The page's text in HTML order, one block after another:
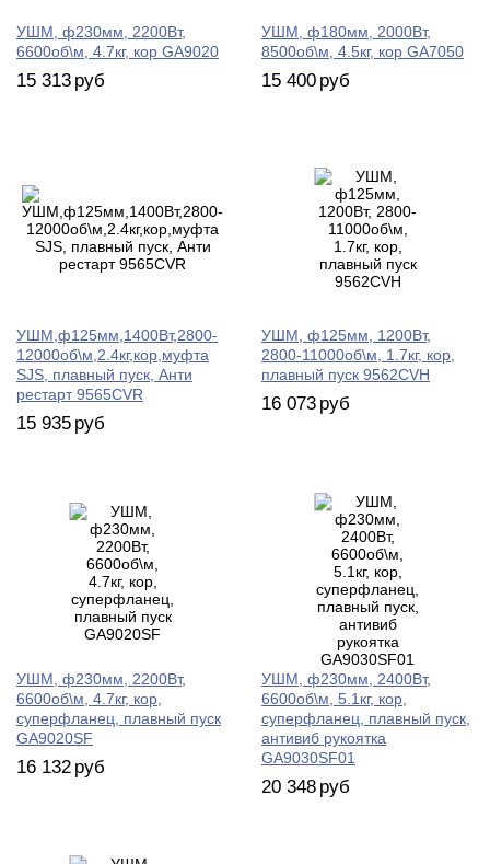
УШМ, ф230мм, 2200Вт,
6600об\м, 4.7кг, кор GA9020
15 313 руб
УШМ, ф180мм, 2000Вт,
8500об\м, 4.5кг, кор GA7050
15 400 руб
УШМ,ф125мм,1400Вт,2800-
12000об\м,2.4кг,кор,муфта
SJS, плавный пуск, Анти
рестарт 9565CVR
15 935 руб
УШМ, ф125мм, 1200Вт,
2800-11000об\м, 1.7кг, кор,
плавный пуск 9562CVH
16 073 руб
УШМ, ф230мм, 2200Вт,
6600об\м, 4.7кг, кор,
суперфланец, плавный пуск
GA9020SF
16 132 руб
УШМ, ф230мм, 2400Вт,
6600об\м, 5.1кг, кор,
суперфланец, плавный пуск,
антивиб рукоятка
GA9030SF01
20 348 руб